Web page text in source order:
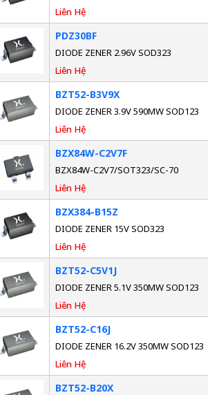
Liên Hệ
PDZ30BF
DIODE ZENER 2.96V SOD323
Liên Hệ
BZT52-B3V9X
DIODE ZENER 3.9V 590MW SOD123
Liên Hệ
BZX84W-C2V7F
BZX84W-C2V7/SOT323/SC-70
Liên Hệ
BZX384-B15Z
DIODE ZENER 15V SOD323
Liên Hệ
BZT52-C5V1J
DIODE ZENER 5.1V 350MW SOD123
Liên Hệ
BZT52-C16J
DIODE ZENER 16.2V 350MW SOD123
Liên Hệ
BZT52-B20X